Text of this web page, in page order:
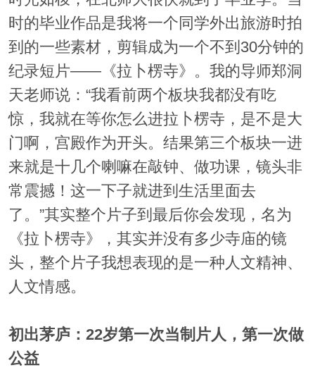
时的毕业作品是我将一个同学外出旅游时拍
到的一些素材，剪辑成为一个不到30分钟的
纪录短片——《拉卜楞寺》。我的导师郑洞
天老师说：“我看前两个板块我都没有吃
惊，我就在等你怎么进拉卜楞寺，是不是大
门啊，宫殿作为开头。结果第三个板块一进
来就是十几个喇嘛在敲钟、做功课，镜头非
常震撼！这一下子就进到生活里面去
了。”其实整个片子到最后你会发现，名为
《拉卜楞寺》，其实并没有多少寺庙的镜
头，整个片子我想表现的是一种人文精神、
人文情感。
初出茅庐：22岁第一次当制片人，第一次做
公益